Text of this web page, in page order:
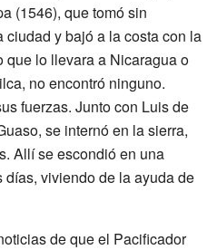
(1546), que tomó sin
ciudad y bajó a la costa con la
que lo llevara a Nicaragua o
no encontró ninguno.
fuerzas. Junto con Luis de
se internó en la sierra,
Allí se escondió en una
días, viviendo de la ayuda de
de que el Pacificador